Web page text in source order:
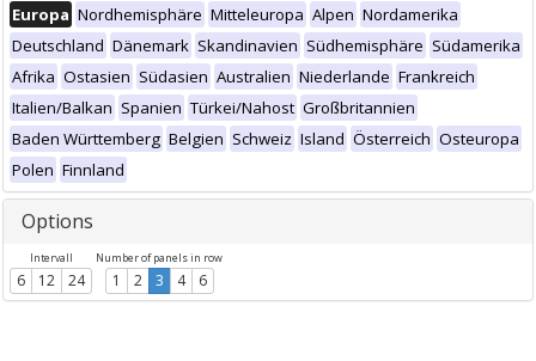
Europa Nordhemisphäre Mitteleuropa Alpen Nordamerika
Deutschland Dänemark Skandinavien Südhemisphäre Südamerika
Afrika Ostasien Südasien Australien Niederlande Frankreich
Italien/Balkan Spanien Türkei/Nahost Großbritannien
Baden Württemberg Belgien Schweiz Island Österreich Osteuropa
Polen Finnland
Options
Intervall
6 12 24
Number of panels in row
1 2 3 4 6